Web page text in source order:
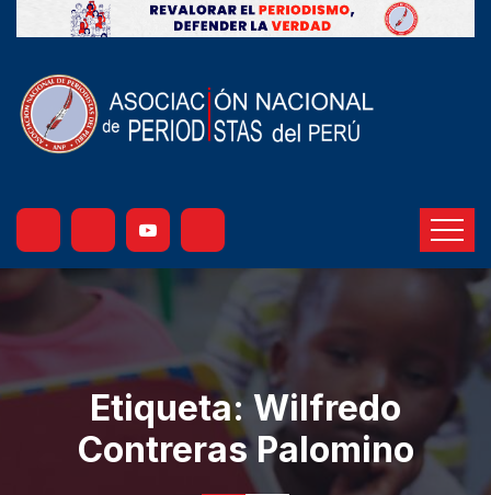
Etiqueta:Wilfredo
Contreras Palomino